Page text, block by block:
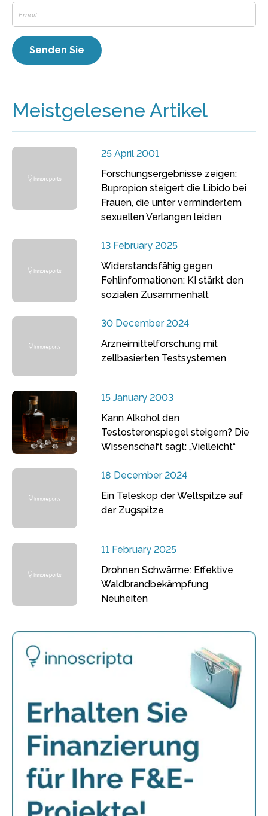
Meistgelesene Artikel
25 April 2001
Forschungsergebnisse zeigen:
Bupropion steigert die Libido bei
Frauen, die unter vermindertem
sexuellen Verlangen leiden
13 February 2025
Widerstandsfähig gegen
Fehlinformationen: KI stärkt den
sozialen Zusammenhalt
30 December 2024
Arzneimittelforschung mit
zellbasierten Testsystemen
15 January 2003
Kann Alkohol den
Testosteronspiegel steigern? Die
Wissenschaft sagt: „Vielleicht“
18 December 2024
Ein Teleskop der Weltspitze auf
der Zugspitze
11 February 2025
Drohnen Schwärme: Effektive
Waldbrandbekämpfung
Neuheiten